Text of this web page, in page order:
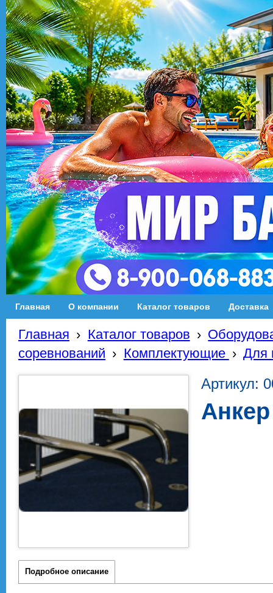
Главная О компании Каталог товаров Доставка
Главная › Каталог товаров ›
соревнований › Комплектующие › Для
Артикул:
Подробное описание